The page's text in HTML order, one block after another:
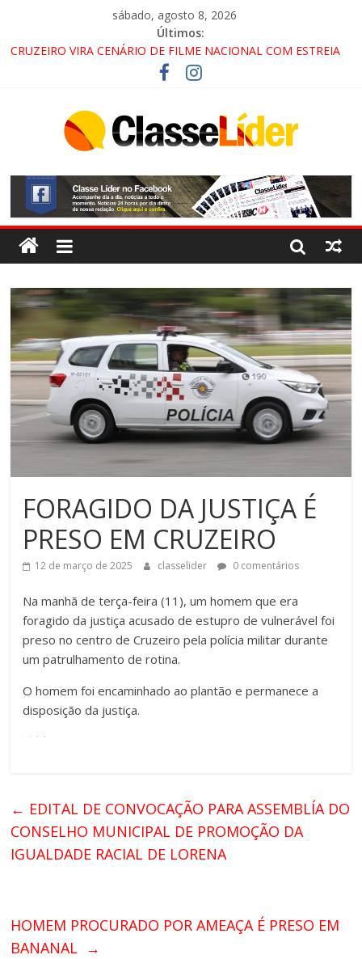
sábado, agosto 8, 2026
Últimos:
CRUZEIRO VIRA CENÁRIO DE FILME NACIONAL COM ESTREIA
PROMOTOR DO GAECO
ACESSO À APARECIDA NA DUTRA SERÁ BLOQUEADO NO FIM
ALTERNATIVAS
LORENA, PINDAMONHANGABA E QUELUZ NA RETA FINAL
PELA FÁBRICA DA COCA-COLA!
FORAGIDO DA JUSTIÇA É
PRESO EM CRUZEIRO
12 de março de 2025 classelider 0 comentários
Na manhã de terça-feira (11), um homem que era
foragido da justiça acusado de estupro de vulnerável foi
preso no centro de Cruzeiro pela polícia militar durante
um patrulhamento de rotina.
O homem foi encaminhado ao plantão e permanece a
disposição da justiça.
← EDITAL DE CONVOCAÇÃO PARA ASSEMBLÍA DO
CONSELHO MUNICIPAL DE PROMOÇÃO DA
IGUALDADE RACIAL DE LORENA
HOMEM PROCURADO POR AMEAÇA É PRESO EM
BANANAL →